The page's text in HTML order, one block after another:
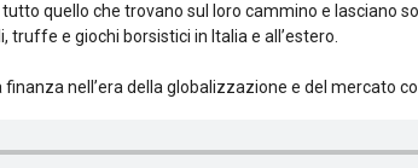
quello che trovano sul loro cammino e lasciano
e giochi borsistici in Italia e all’estero.
finanza nell’era della globalizzazione e del mercato